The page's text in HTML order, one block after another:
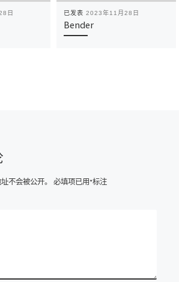
日 已发表 2023年11月28日
Bender
不会被公开。 必填项已用*标注